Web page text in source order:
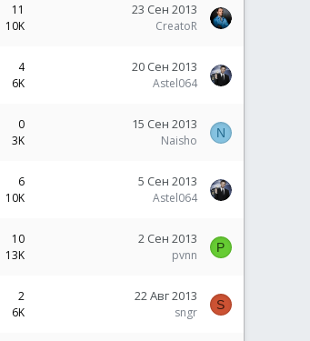
11
10K
23 Сен 2013
CreatoR
4
6K
20 Сен 2013
Astel064
0
3K
15 Сен 2013
Naisho
N
6
10K
5 Сен 2013
Astel064
10
13K
2 Сен 2013
pvnn
P
2
6K
22 Авг 2013
sngr
S